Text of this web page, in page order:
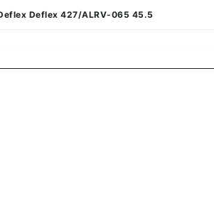
Deflex 427/ALRV-065 45.5